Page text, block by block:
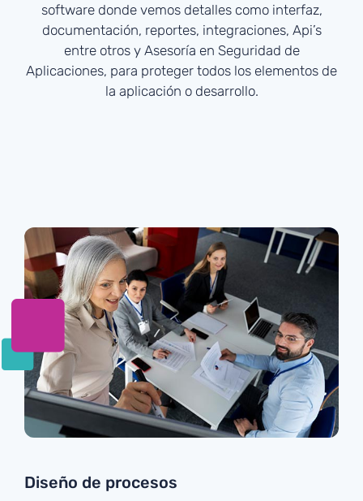
software donde vemos detalles como interfaz,
documentación, reportes, integraciones, Api’s
entre otros y Asesoría en Seguridad de
Aplicaciones, para proteger todos los elementos de
la aplicación o desarrollo.
Diseño de procesos